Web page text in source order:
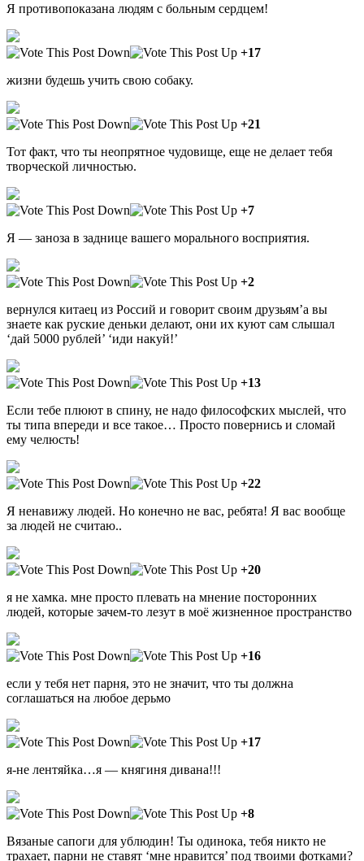
Я противопоказана людям с больным сердцем!
+17
жизни будешь учить свою собаку.
+21
Тот факт, что ты неопрятное чудовище, еще не делает тебя
творческой личностью.
+7
Я — заноза в заднице вашего морального восприятия.
+2
вернулся китаец из Россий и говорит своим друзьям’а вы
знаете как руские деньки делают, они их куют сам слышал
‘дай 5000 рублей’ ‘иди накуй!’
+13
Если тебе плюют в спину, не надо философских мыслей, что
ты типа впереди и все такое… Просто повернись и сломай
ему челюсть!
+22
Я ненавижу людей. Но конечно не вас, ребята! Я вас вообще
за людей не считаю..
+20
я не хамка. мне просто плевать на мнение посторонних
людей, которые зачем-то лезут в моё жизненное пространство
+16
если у тебя нет парня, это не значит, что ты должна
соглашаться на любое дерьмо
+17
я-не лентяйка…я — княгиня дивана!!!
+8
Вязаные сапоги для ублюдин! Ты одинока, тебя никто не
трахает, парни не ставят ‘мне нравится’ под твоими фотками?